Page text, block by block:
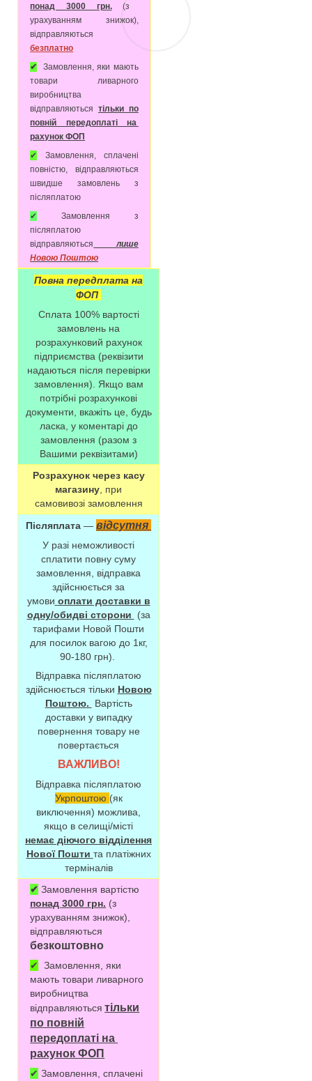
понад 3000 грн.(з
урахуванням знижок),
відправляються
безплатно
✔
Замовлення, яки мають
товари ливарного
виробництва
відправляються тільки по
повній передоплаті на
рахунок ФОП
✔ Замовлення, сплачені
повністю, відправляються
швидше замовлень з
післяплатою
✔ Замовлення з
післяплатою
відправляються
лише
Новою Поштою
Повна передплата на
ФОП
Сплата 100% вартості
замовлень на
розрахунковий рахунок
підприємства (реквізити
надаються після перевірки
замовлення). Якщо вам
потрібні розрахункові
документи, вкажіть це, будь
ласка, у коментарі до
замовлення (разом з
Вашими реквізитами)
Розрахунок через касу
магазину , при
самовивозі замовлення
Післяплата — відсутня
У разі неможливості
сплатити повну суму
замовлення, відправка
здійснюється за
умови оплати доставки в
одну/обидві сторони
(за
тарифами Новой Пошти
для посилок вагою до 1кг,
90-180 грн).
Відправка післяплатою
здійснюється тільки Новою
Поштою.
Вартість
доставки у випадку
повернення товару не
повертається
ВАЖЛИВО!
Відправка післяплатою
Укрпоштою (як
виключення) можлива,
якщо в селищі/місті
немає діючого відділення
Нової Пошти та платіжних
терміналів
✔ Замовлення вартістю
понад 3000 грн. (з
урахуванням знижок),
відправляються
безкоштовно
✔
Замовлення, яки
мають товари ливарного
виробництва
відправляються тільки
по повній
передоплаті на
рахунок ФОП
✔ Замовлення, сплачені